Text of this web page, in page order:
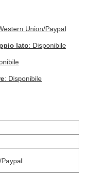
Union/Paypal
lato: Disponibile
: Disponibile